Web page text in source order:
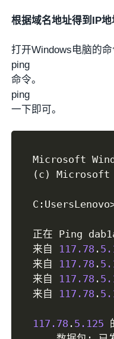
根据域名地址得到IP地
打开Windows电脑的
ping
命令。
ping
一下即可。
Microsoft
(c ) Microsoft
C : UsersLenovo
正在 Ping
来自
117.78.
来自
117.78.
来自
117.78.
来自
117.78.
117.78. 5.125